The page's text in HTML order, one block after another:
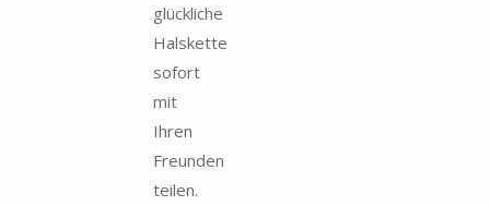
glückliche
Halskette
sofort
mit
Ihren
Freunden
teilen.